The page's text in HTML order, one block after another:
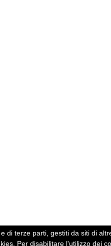
di terze parti, gestiti da siti di
Per disabilitare l'utilizzo dei